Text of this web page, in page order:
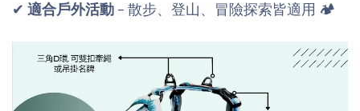
✔ 適合戶外活動 – 散步、登山、冒險探索皆適用 🏕️